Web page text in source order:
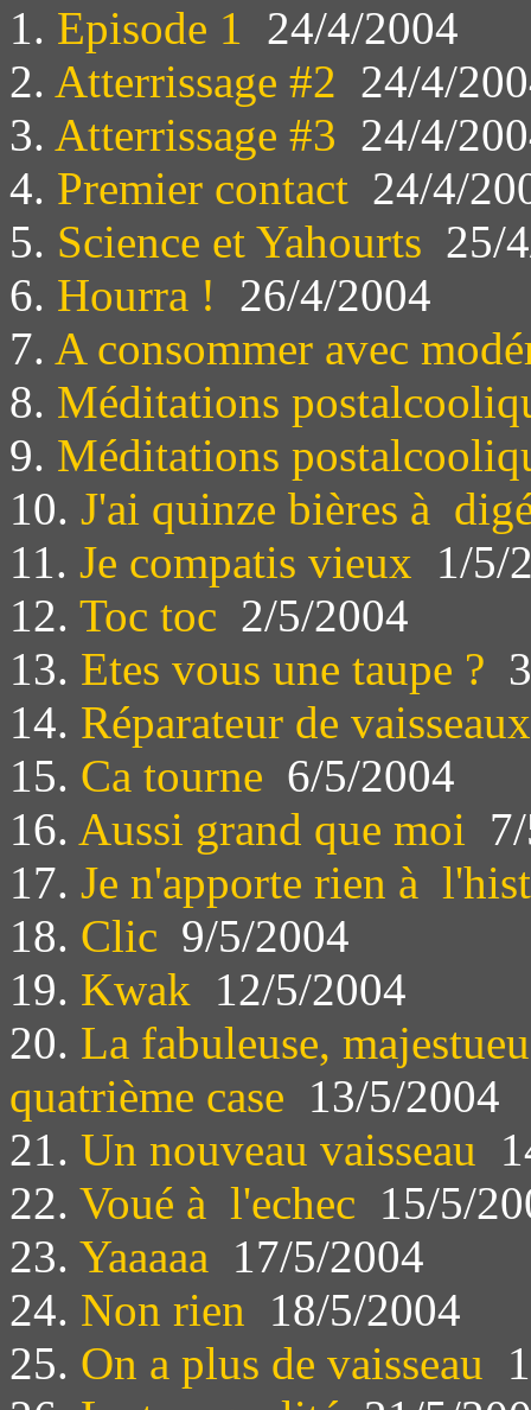
1. Episode 1
24/4/2004
2. Atterrissage #2 24/4/
3. Atterrissage #3 24/4/
4. Premier contact 24/4/
5. Science et Yahourts 25/
6. Hourra ! 26/4/2004
7. A consommer avec
8. Méditations
9. Méditations
10. J'ai quinze bières à
11. Je compatis vieux 1/5/
12. Toc toc 2/5/2004
13. Etes vous une taupe ?
14. Réparateur de vaisseaux
15. Ca tourne 6/5/2004
16. Aussi grand que moi
17. Je n'apporte rien à
18. Clic 9/5/2004
19. Kwak 12/5/2004
20. La fabuleuse,
quatrième case 13/5/2004
21. Un nouveau vaisseau
22. Voué à l'echec 15/5/
23. Yaaaaa 17/5/2004
24. Non rien 18/5/2004
25. On a plus de vaisseau